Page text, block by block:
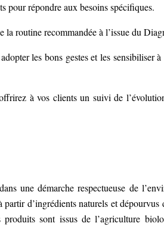
pour répondre aux besoins spécifiques.
routine recommandée à l’issue du
les bons gestes et les sensibiliser
à vos clients un suivi de
une démarche respectueuse de
d’ingrédients naturels et
sont issus de l’agriculture